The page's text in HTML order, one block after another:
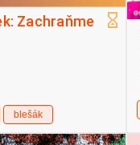
Zachraňme
blešák